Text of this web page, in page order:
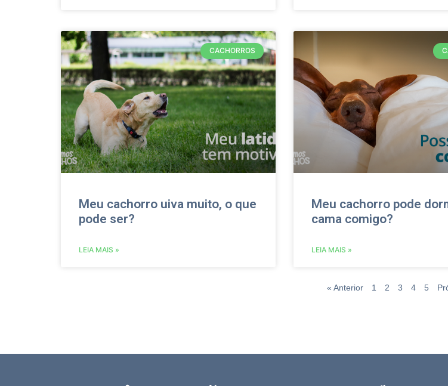
CACHORROS
Meu cachorro uiva muito, o que
pode ser?
LEIA MAIS »
Meu cachorro pode
cama comigo?
LEIA MAIS »
« Anterior 1 2 3 4 5